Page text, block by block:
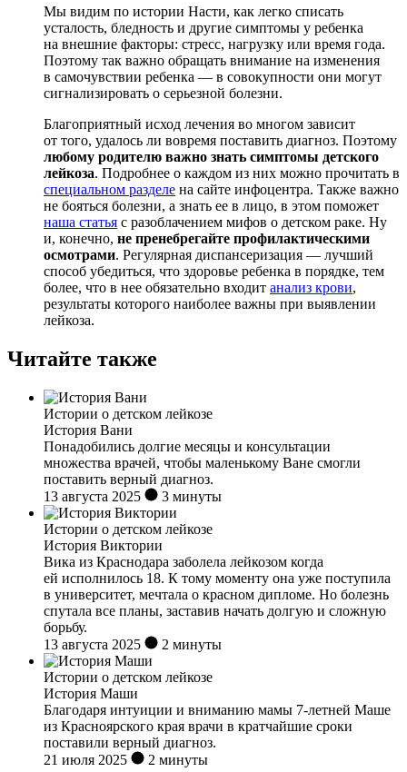
Мы видим по истории Насти, как легко списать
усталость, бледность и другие симптомы у ребенка
на внешние факторы: стресс, нагрузку или время года.
Поэтому так важно обращать внимание на изменения
в самочувствии ребенка — в совокупности они могут
сигнализировать о серьезной болезни.
Благоприятный исход лечения во многом зависит
от того, удалось ли вовремя поставить диагноз. Поэтому
любому родителю важно знать симптомы детского
лейкоза. Подробнее о каждом из них можно прочитать в
специальном разделе на сайте инфоцентра. Также важно
не бояться болезни, а знать ее в лицо, в этом поможет
наша статья с разоблачением мифов о детском раке. Ну
и, конечно, не пренебрегайте профилактическими
осмотрами. Регулярная диспансеризация — лучший
способ убедиться, что здоровье ребенка в порядке, тем
более, что в нее обязательно входит анализ крови,
результаты которого наиболее важны при выявлении
лейкоза.
Читайте также
Истории о детском лейкозе
История Вани
Понадобились долгие месяцы и консультации
множества врачей, чтобы маленькому Ване смогли
поставить верный диагноз.
13 августа 2025
3 минуты
Истории о детском лейкозе
История Виктории
Вика из Краснодара заболела лейкозом когда
ей исполнилось 18. К тому моменту она уже поступила
в университет, мечтала о красном дипломе. Но болезнь
спутала все планы, заставив начать долгую и сложную
борьбу.
13 августа 2025
2 минуты
Истории о детском лейкозе
История Маши
Благодаря интуиции и вниманию мамы 7-летней Маше
из Красноярского края врачи в кратчайшие сроки
поставили верный диагноз.
21 июля 2025
2 минуты